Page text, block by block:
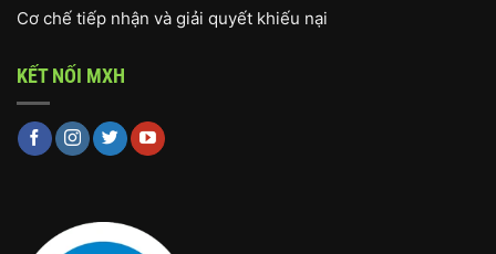
Cơ chế tiếp nhận và giải quyết khiếu nại
KẾT NỐI MXH